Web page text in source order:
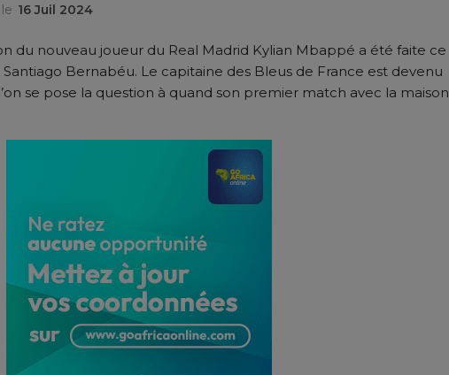
le 16 Juil 2024
du nouveau joueur du Real Madrid Kylian Mbappé a été faite ce
Santiago Bernabéu. Le capitaine des Bleus de France est devenu
se pose la question à quand son premier match avec la maison